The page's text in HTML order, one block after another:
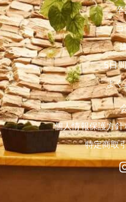
卒
コ
5日
よく
個人情報保護方
特定商取